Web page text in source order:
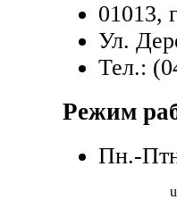
01013,
Ул.
Тел.:
Режим
Пн.-